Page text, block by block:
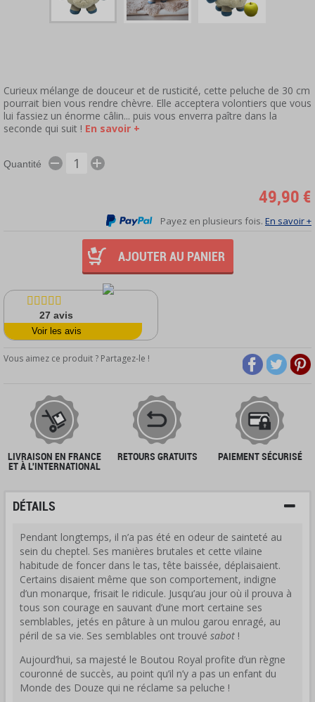
Curieux mélange de douceur et de rusticité, cette peluche de 30 cm
pourrait bien vous rendre chèvre. Elle acceptera volontiers que vous
lui fassiez un énorme câlin... puis vous enverra paître dans la
seconde qui suit ! En savoir +
Quantité
49,90 €
Payez en plusieurs fois. En savoir +
AJOUTER AU PANIER
27avis
Voir les avis
Vous aimez ce produit ? Partagez-le !
LIVRAISON EN FRANCE
ET À L'INTERNATIONAL
RETOURS GRATUITS PAIEMENT SÉCURISÉ
DÉTAILS
Pendant longtemps, il n’a pas été en odeur de sainteté au
sein du cheptel. Ses manières brutales et cette vilaine
habitude de foncer dans le tas, tête baissée, déplaisaient.
Certains disaient même que son comportement, indigne
d’un monarque, frisait le ridicule. Jusqu’au jour où il prouva à
tous son courage en sauvant d’une mort certaine ses
semblables, jetés en pâture à un mulou garou enragé, au
péril de sa vie. Ses semblables ont trouvé sabot !
Aujourd’hui, sa majesté le Boutou Royal profite d’un règne
couronné de succès, au point qu’il n’y a pas un enfant du
Monde des Douze qui ne réclame sa peluche !